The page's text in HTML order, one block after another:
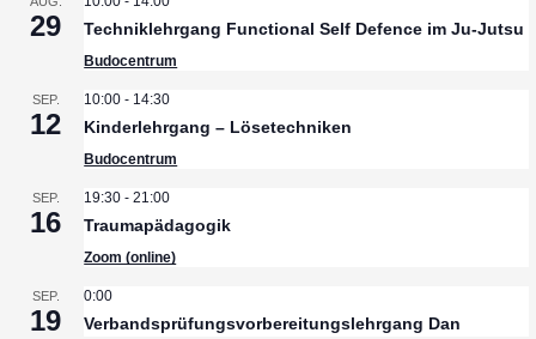
29 Techniklehrgang Functional Self Defence im Ju-Jutsu
Budocentrum
SEP.
12
10:00 - 14:30
Kinderlehrgang – Lösetechniken
Budocentrum
SEP.
16
19:30 -21:00
Traumapädagogik
Zoom (online)
SEP.
19
0:00
Verbandsprüfungsvorbereitungslehrgang Dan